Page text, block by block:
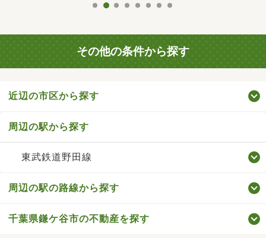
その他の条件から探す
近辺の市区から探す
周辺の駅から探す
東武鉄道野田線
周辺の駅の路線から探す
千葉県鎌ケ谷市の不動産を探す